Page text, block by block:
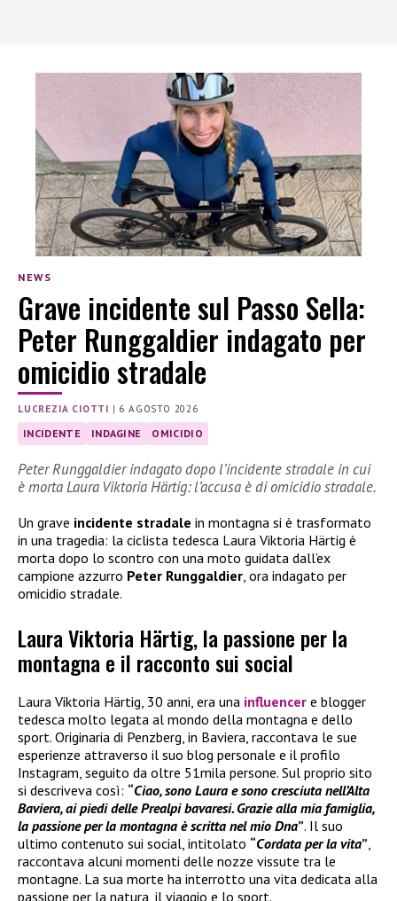
NEWS
Grave incidente sul Passo Sella:
Peter Runggaldier indagato per
omicidio stradale
LUCREZIA CIOTTI | 6 AGOSTO 2026
INCIDENTE INDAGINE OMICIDIO
Peter Runggaldier indagato dopo l’incidente stradale in cui
è morta Laura Viktoria Härtig: l’accusa è di omicidio stradale.
Un grave incidente stradale in montagna si è trasformato
in una tragedia: la ciclista tedesca Laura Viktoria Härtig è
morta dopo lo scontro con una moto guidata dall’ex
campione azzurro Peter Runggaldier, ora indagato per
omicidio stradale.
Laura Viktoria Härtig, la passione per la
montagna e il racconto sui social
Laura Viktoria Härtig, 30 anni, era una influencer e blogger
tedesca molto legata al mondo della montagna e dello
sport. Originaria di Penzberg, in Baviera, raccontava le sue
esperienze attraverso il suo blog personale e il profilo
Instagram, seguito da oltre 51mila persone. Sul proprio sito
si descriveva così: “Ciao, sono Laura e sono cresciuta nell’Alta
Baviera, ai piedi delle Prealpi bavaresi. Grazie alla mia famiglia,
la passione per la montagna è scritta nel mio Dna”. Il suo
ultimo contenuto sui social, intitolato “Cordata per la vita”,
raccontava alcuni momenti delle nozze vissute tra le
montagne. La sua morte ha interrotto una vita dedicata alla
passione per la natura, il viaggio e lo sport.